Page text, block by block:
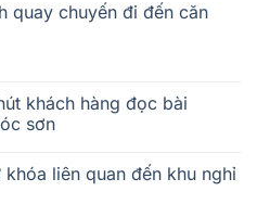
quay chuyến đi đến căn
khách hàng đọc bài
sơn
liên quan đến khu nghỉ